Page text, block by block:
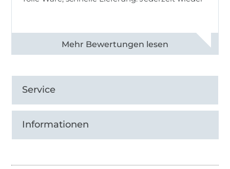
Alle 83013 Bewertungen ansehen
Service
Informationen